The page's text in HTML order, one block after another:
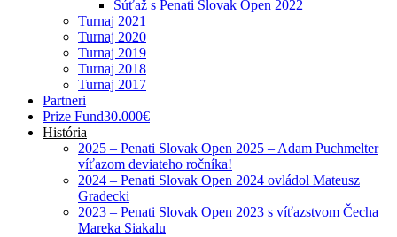
Súťaž s Penati Slovak Open 2022
Turnaj 2021
Turnaj 2020
Turnaj 2019
Turnaj 2018
Turnaj 2017
Partneri
Prize Fund30.000€
História
2025 – Penati Slovak Open 2025 – Adam Puchmelter
víťazom deviateho ročníka!
2024 – Penati Slovak Open 2024 ovládol Mateusz
Gradecki
2023 – Penati Slovak Open 2023 s víťazstvom Čecha
Mareka Siakalu